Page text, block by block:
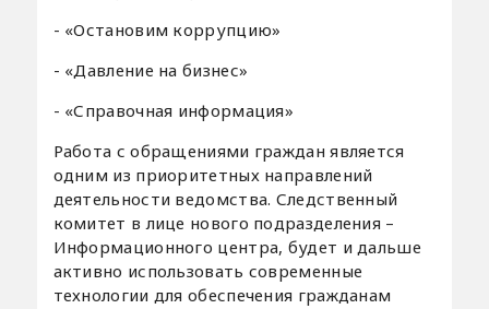
- «Остановим коррупцию»
- «Давление на бизнес»
- «Справочная информация»
Работа с обращениями граждан является
одним из приоритетных направлений
деятельности ведомства. Следственный
комитет в лице нового подразделения –
Информационного центра, будет и дальше
активно использовать современные
технологии для обеспечения гражданам